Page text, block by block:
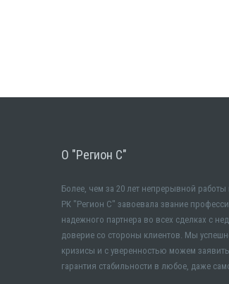
О "Регион С"
Более, чем за 20 лет непрерывной работы
РК "Регион С" завоевала звание
надежного партнера во всех сделках с
доверие со стороны клиентов. Мы
кризисы и с уверенностью можем
гарантия стабильности в любое, даже